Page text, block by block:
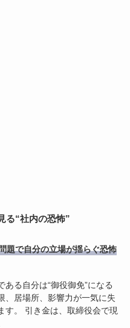
“社内の恐怖”
題で自分の立場が揺らぐ恐怖
る自分は“御役御免”になる
、居場所、影響力が一気に失
。 引き金は、取締役会で現